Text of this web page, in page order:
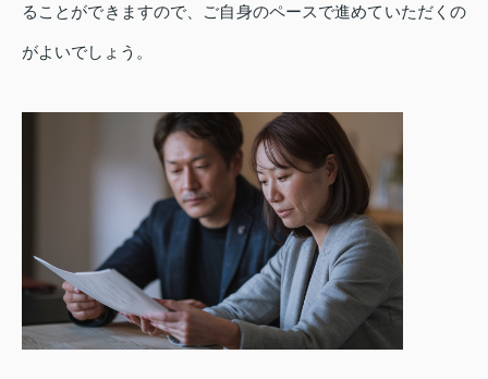
ることができますので、ご自身のペースで進めていただくの
がよいでしょう。